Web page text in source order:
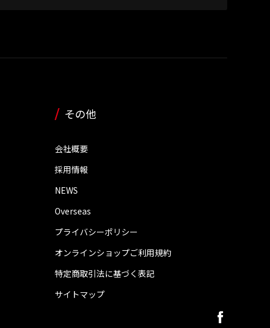
その他
会社概要
採用情報
NEWS
Overseas
プライバシーポリシー
オンラインショップご利用規約
特定商取引法に基づく表記
サイトマップ